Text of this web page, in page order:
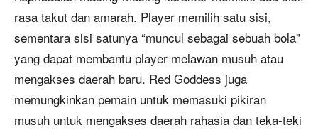
rasa takut dan amarah. Player memilih satu sisi,
sementara sisi satunya “muncul sebagai sebuah bola”
yang dapat membantu player melawan musuh atau
mengakses daerah baru. Red Goddess juga
memungkinkan pemain untuk memasuki pikiran
musuh untuk mengakses daerah rahasia dan teka-teki